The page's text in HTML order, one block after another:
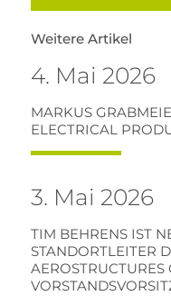
Weitere Artikel
4. Mai 2026
MARKUS
ELECTRICAL
3. Mai 2026
TIM BEHRENS IST
STANDORTLEITER